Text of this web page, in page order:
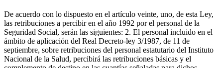
De acuerdo con lo dispuesto en el artículo veinte, uno, de esta Ley,
las retribuciones a percibir en el año 1992 por el personal de la
Seguridad Social, serán las siguientes: 2. El personal incluido en el
ámbito de aplicación del Real Decreto-ley 3/1987, de 11 de
septiembre, sobre retribuciones del personal estatutario del Instituto
Nacional de la Salud, percibirá las retribuciones básicas y el